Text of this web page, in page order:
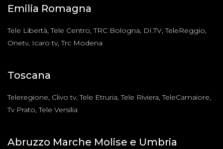
Emilia Romagna
Tele Libertà, Tele Centro, TRC Bologna, DI.TV, TeleReggio,
Onetv, Icaro tv, Trc Modena
Toscana
Teleregione, Clivo tv, Tele Etruria, Tele Riviera, TeleCamaiore,
Tv Prato, Tele Versilia
Abruzzo Marche Molise e Umbria